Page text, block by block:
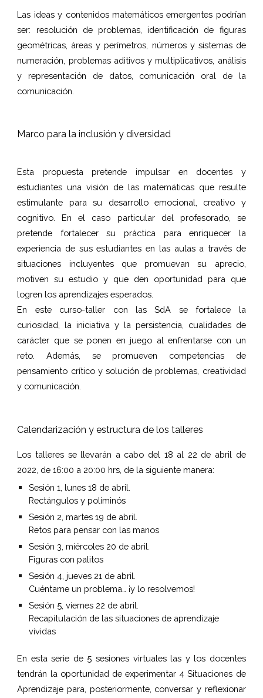
Las ideas y contenidos matemáticos emergentes podrían
ser: resolución de problemas, identificación de figuras
geométricas, áreas y perímetros, números y sistemas de
numeración, problemas aditivos y multiplicativos, análisis
y representación de datos, comunicación oral de la
comunicación.
Marco para la inclusión y diversidad
Esta propuesta pretende impulsar en docentes y
estudiantes una visión de las matemáticas que resulte
estimulante para su desarrollo emocional, creativo y
cognitivo. En el caso particular del profesorado, se
pretende fortalecer su práctica para enriquecer la
experiencia de sus estudiantes en las aulas a través de
situaciones incluyentes que promuevan su aprecio,
motiven su estudio y que den oportunidad para que
logren los aprendizajes esperados.
En este curso-taller con las SdA se fortalece la
curiosidad, la iniciativa y la persistencia, cualidades de
carácter que se ponen en juego al enfrentarse con un
reto. Además, se promueven competencias de
pensamiento crítico y solución de problemas, creatividad
y comunicación.
Calendarización y estructura de los talleres
Los talleres se llevarán a cabo del 18 al 22 de abril de
2022, de 16:00 a 20:00 hrs, de la siguiente manera:
Sesión 1, lunes 18 de abril.
Rectángulos y poliminós
Sesión 2, martes 19 de abril.
Retos para pensar con las manos
Sesión 3, miércoles 20 de abril.
Figuras con palitos
Sesión 4, jueves 21 de abril.
Cuéntame un problema… ¡y lo resolvemos!
Sesión 5, viernes 22 de abril.
Recapitulación de las situaciones de aprendizaje
vividas
En esta serie de 5 sesiones virtuales las y los docentes
tendrán la oportunidad de experimentar 4 Situaciones de
Aprendizaje para, posteriormente, conversar y reflexionar